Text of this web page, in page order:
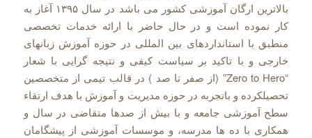
بالاترین ارگان آموزشی کشور می باشد در سال ۱۳۹۵ آغاز به
کار نموده است و در حال حاضر با ارائه خدمات تخصصی
منطبق با استانداردهای بین المللی در حوزه آموزش زبانهای
خارجی و با تاکید بر سیاست کیفی و نتیجه گرایی با شعار
“Zero to Hero” (از صفر تا صد ) در قالب تیمی از متخصصین
تحصیلکرده و باتجربه در حوزه مدیریت و آموزش با هدف ارتقاء
سطح آموزشی جامعه و با بیش از صدها متقاضی در سال و
همکاری با ده ها مدرسه، و موسسات آموزشی از پیشگامان